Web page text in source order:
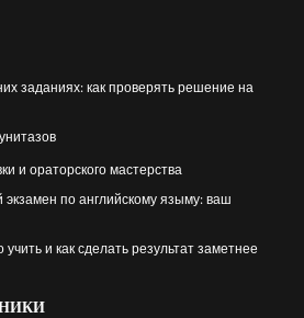
заданиях: как проверять решение на
и ораторского мастерства
по английскому языму: ваш
и как сделать результат заметнее